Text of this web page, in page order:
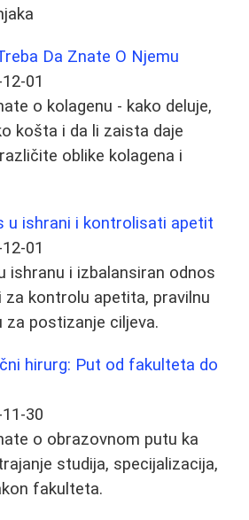
Da Znate O Njemu
01
o kolagenu - kako deluje,
košta i da li zaista daje
oblike kolagena i
u ishrani i kontrolisati apetit
01
ishranu i izbalansiran odnos
za kontrolu apetita, pravilnu
postizanje ciljeva.
hirurg: Put od fakulteta do
30
o obrazovnom putu ka
studija, specijalizacija,
fakulteta.